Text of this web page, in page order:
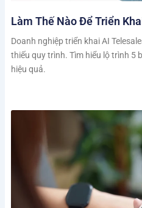
Làm Thế Nào Để Triển
Doanh nghiệp triển khai AI
thiếu quy trình. Tìm hiểu lộ trình 5
hiệu quả.